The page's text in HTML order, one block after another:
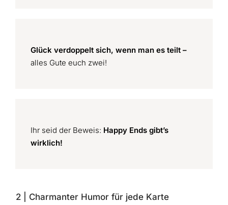
Glück verdoppelt sich, wenn man es teilt –
alles Gute euch zwei!
Ihr seid der Beweis: Happy Ends gibt’s
wirklich!
2 | Charmanter Humor für jede Karte